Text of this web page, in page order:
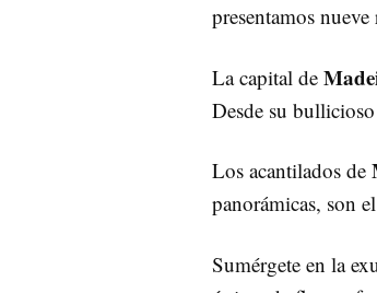
presentamos
La capital de
Desde su
Los acantilados de
panorámicas, son
Sumérgete en la